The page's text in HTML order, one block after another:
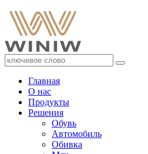
Главная
О нас
Продукты
Решения
Обувь
Автомобиль
Обивка